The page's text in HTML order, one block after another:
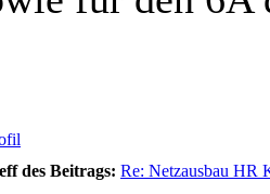
des Beitrags: Re: Netzausbau HR